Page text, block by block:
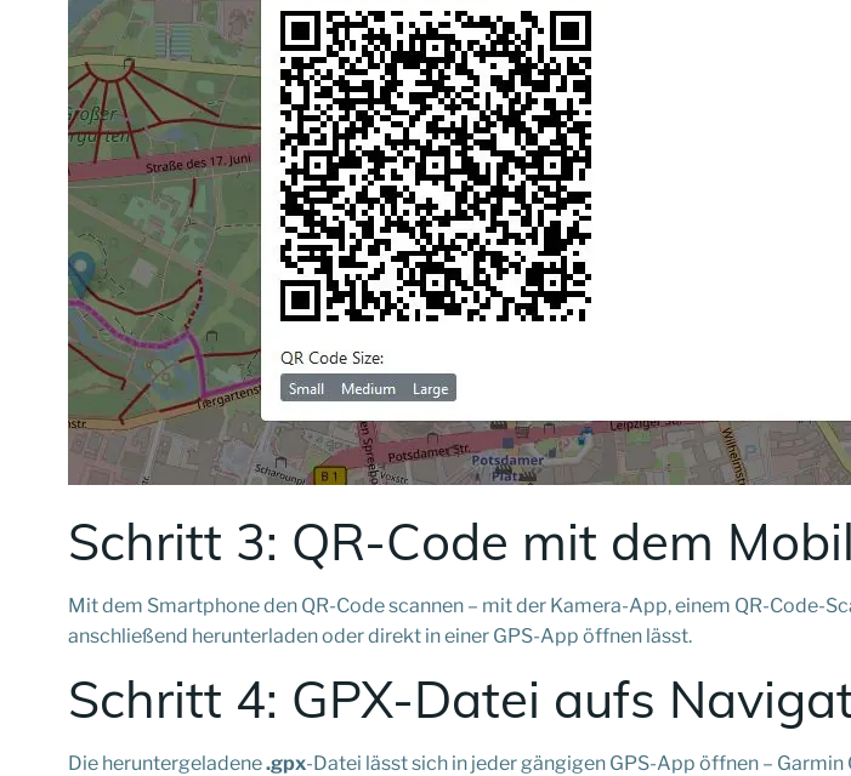
Schritt 3: QR-Code mit dem
Mit dem Smartphone den QR-Code scannen – mit der Kamera-App, einem QR-Code-
anschließend herunterladen oder direkt in einer GPS-App öffnen lässt.
Schritt 4: GPX-Datei aufs
Die heruntergeladene.gpx-Datei lässt sich in jeder gängigen GPS-App öffnen –